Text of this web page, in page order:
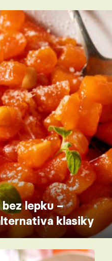
lepku –
klasiky